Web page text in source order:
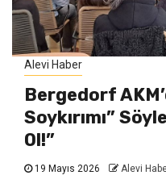
Alevi Haber
Bergedorf
Soykırımı”
Ol!”
19 Mayıs 2026 Alevi